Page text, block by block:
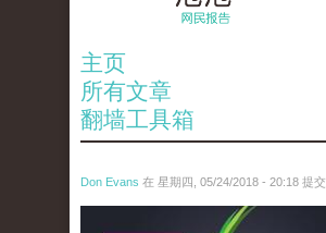
主页
所有文章
翻墙工具箱
Don Evans 在 星期四, 05/24/2018 - 20:18 提交
wechatimg1098.jpeg